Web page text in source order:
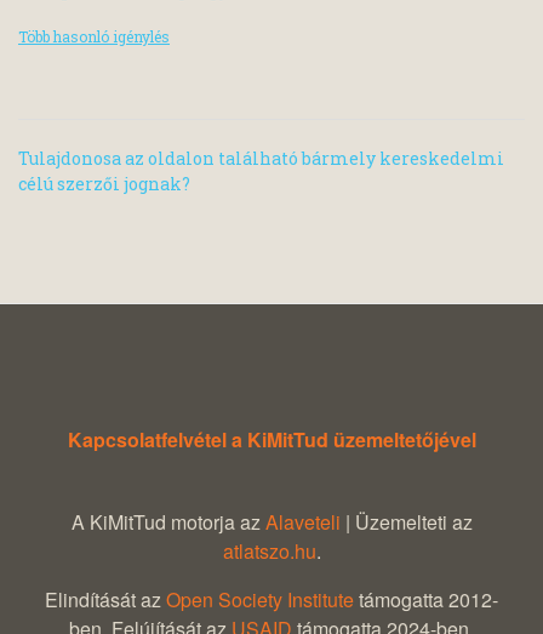
Több hasonló igénylés
Tulajdonosa az oldalon található bármely kereskedelmi
célú szerzői jognak?
Kapcsolatfelvétel a KiMitTud üzemeltetőjével
A KiMitTud motorja azAlaveteli | Üzemelteti az
atlatszo.hu.
Elindítását azOpen Society Institutetámogatta 2012-